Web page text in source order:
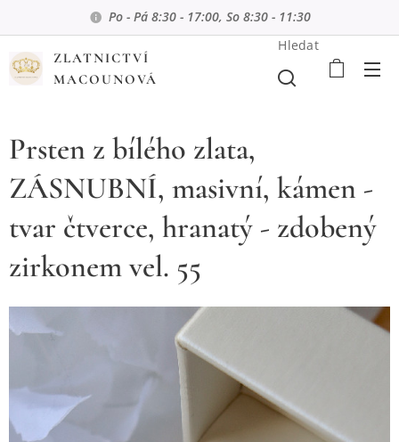
Po - Pá 8:30 - 17:00, So 8:30 - 11:30
ZLATNICTVÍ
MACOUNOVÁ
Hledat
Prsten z bílého zlata,
ZÁSNUBNÍ, masivní, kámen -
tvar čtverce, hranatý - zdobený
zirkonem vel. 55